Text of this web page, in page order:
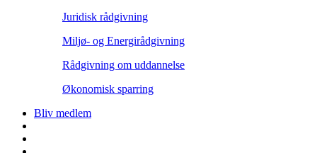
Juridisk rådgivning
Miljø- og Energirådgivning
Rådgivning om uddannelse
Økonomisk sparring
Bliv medlem